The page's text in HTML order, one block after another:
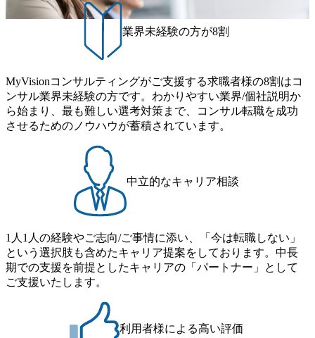
ムと同水準以上の報酬制度であり、ファーム経験者の場合
は、転職時報酬アップが基本 強く「個人」の成⾧を重視す
るカルチャーであり、昇進に枠もなく、今ならReadyになれ
ば上がれる環境となっている 安定した経営環境の下、コン
できる 豊富な経験を持つコンサル経験者の場合は、自らチ
ームを立ち上げることが可能 裁量をもった営業活動、デリ
バリー活動ができる(スタートアップとの協業、新規ソリュ
ーションの開発 など) シンプレクスの顧客基盤、エンジニ
できる 2026年8月21日(金) 19:30〜21:30 (19:20開場) 2026年8
月12日(水) 16:00 ※参加状況によっては抽選とさせていただ
く可能性がございます。 このたび、ファーム経験者の方を
対象にした懇親会形式の採用イベント「サロンイベント」
を開催いたします。 カジュアルな場で現場社員と直接交流
できる機会ですので、ぜひご参加ください。 当日はXspear
Consulting代表取締役の早田とMDやその他現場社員が複数
名参加する予定です！ ●費用 : 無料 虎ノ門ヒルズ付近 ※詳
細な場所については参加者の方へ個別でご連絡いたしま
す。 コンサルファームにてマネージャー以上の職務を担当
進にも積極的で、プロボノ支援等を行っている 部活動も活
発で、多くのクラブが立ち上がっており、さまざまな役
職・所属・組織を超えて社員間のネットワーク形成・交流
の場となっている <u>教育・研修プログラムが非常に充実</
番組があり、新卒紹介、会社の七不思議紹介等、規模が大
きくなっていく中で社員同士のつながりを広げる取り組み
もしている 今後の成長戦略として海外展開を見据えてい
る。足元のグローバル案件割合は10%程度だが、英語が得
ンスも大きい。 代表インタビュー https://note.com/dirbato/n/n0
a040c36b128 Forbes JAPAN BrandVoice Studio 「使命はテクノ
ロジーで企業の可能性を引き出すこと。日本に求められるI
Tコンサルタントという伴走者」 https://forbesjapan.com/article
s/detail/67452 Forbes JAPAN BrandVoice Studio 「コンサル業
界におけるIT人材価値再興。Dirbatoの最前線パートナーが
切り開くテクノロジーの変革」 https://forbesjapan.com/articles/
preview/68657?preview=TAI1oir8Coe5Df3zuZhtd24YfH72/Zzdm
BTIEMOnWUWREjOFLO1IL1KPEi4dgCbb Forbes JAPAN Bra
ndVoice Studio 「求めるのは、競争と連帯 。IT特化の急成長
ファーム・Dirbatoの社員支援」 https://forbesjapan.com/articles/
detail/69848 MyViision企業インタビュー① https://my-vision.co.
jp/consulting-firm/dirbato/interview01 MyViision企業インタビュ
業界未経験の方が8割
MyVisionコンサルティングがご支援する求職者様の8割はコ
ンサル業界未経験の方です。わかりやすい業界/個社説明か
ら始まり、最も難しい選考対策まで、コンサル転職を成功
させるためのノウハウが蓄積されています。
中立的なキャリア相談
1人1人の経験やご志向/ご事情に添い、「今は転職しない」
という選択肢も含めたキャリア提案をしております。中長
期での支援を前提としたキャリアの「パートナー」として
ご支援いたします。
利用者様による高い評価